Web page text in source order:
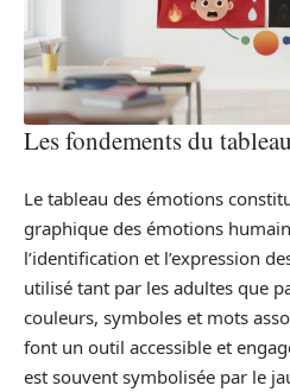
Les fondements du
Le tableau des émotions
graphique des émotions
l’identification et l’expression
utilisé tant par les adultes que
couleurs, symboles et mots
font un outil accessible et
est souvent symbolisée par le